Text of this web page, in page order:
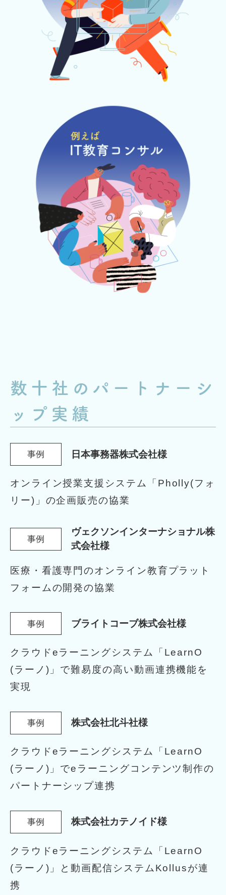
数十社のパートナーシ
ップ実績
事例 日本事務器株式会社様
オンライン授業支援システム
「Pholly(フォ
リー)」の企画販売の協業
事例
ヴェクソンインターナショナル株
式会社様
医療・看護専門のオンライン教育プラット
フォームの開発の協業
事例 ブライトコーブ株式会社様
クラウドeラーニングシステム「LearnO
(ラーノ)」 で難易度の高い動画連携機能を
実現
事例 株式会社北斗社様
クラウドeラーニングシステム「LearnO
(ラーノ)」 でeラーニングコンテンツ制作の
パートナーシップ連携
事例 株式会社カテノイド様
クラウドeラーニングシステム「LearnO
(ラーノ)」と動画配信システムKollusが連
携